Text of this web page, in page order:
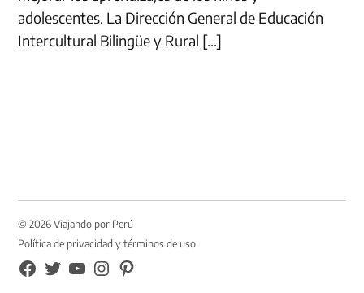
adolescentes. La Dirección General de Educación
Intercultural Bilingüe y Rural […]
© 2026 Viajando por Perú
Política de privacidad y términos de uso
FB
TW YouTubeInstagramPinterest